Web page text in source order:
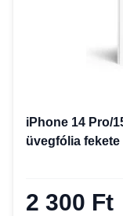
iPhone 14 Pro/
üvegfólia fekete
2 300 Ft